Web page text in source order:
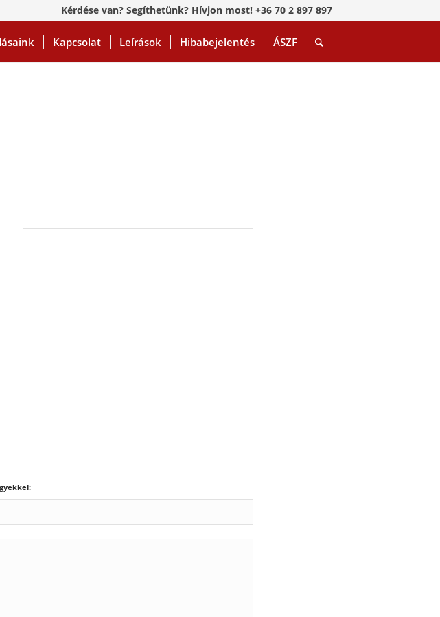
Kérdése van? Segíthetünk? Hívjon most! +36 70 2 897 897
Kapcsolat Leírások Hibabejelentés ÁSZF